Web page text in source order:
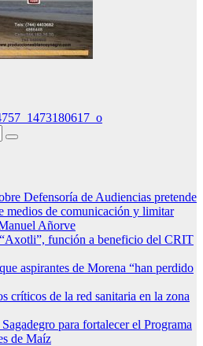
Defensoría de Audiencias pretende
medios de comunicación y limitar
Añorve
función a beneficio del CRIT
aspirantes de Morena “han perdido
críticos de la red sanitaria en la zona
para fortalecer el Programa
de Maíz